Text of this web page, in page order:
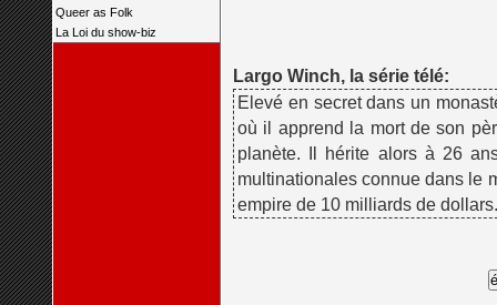
Queer as Folk
La Loi du show-biz
Largo Winch, la série télé:
Elevé en secret dans un
où il apprend la mort de son
planète. Il hérite alors à 26
multinationales connue dans le
empire de 10 milliards de